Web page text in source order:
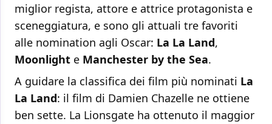
miglior regista, attore e attrice protagonista e
sceneggiatura, e sono gli attuali tre favoriti
alle nomination agli Oscar: La La Land,
Moonlight e Manchester by the Sea.
A guidare la classifica dei film più nominati La
La Land: il film di Damien Chazelle ne ottiene
ben sette. La Lionsgate ha ottenuto il maggior